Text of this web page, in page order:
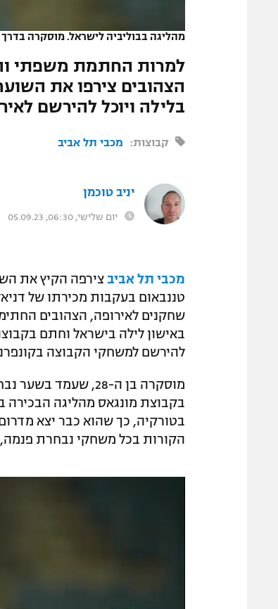
מהליגה בבוליביה לישראל. מוסקרה
למרות החתמת משפתי
בלילה ויוכל להירשם
קבוצות: מכבי תל אביב
יניב טוכמן
יום שלישי, 06:30, 05.09.23
מכבי תל אביבצירפה הקיץ את
טננבאום בעקבות מכירתו של
שחקנים לאירופה, הצהובים
להירשם למשחקי הקבוצה
מוסקרה בן ה-28,
בקבוצת מונגאס מהליגה הבכירה
בטורקיה, כך שהוא כבר יצא
הקורות בכל משחקי נבחרת פנמה,